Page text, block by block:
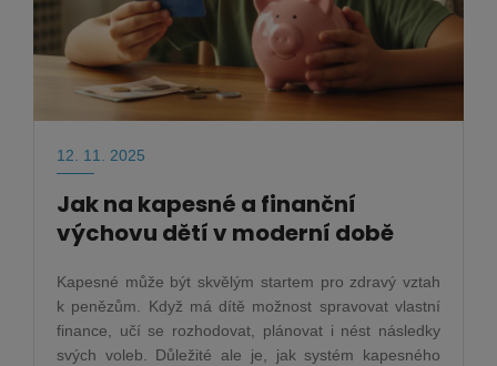
12. 11. 2025
Jak na kapesné a finanční
výchovu dětí v moderní době
Kapesné může být skvělým startem pro zdravý vztah
k penězům. Když má dítě možnost spravovat vlastní
finance, učí se rozhodovat, plánovat i nést následky
svých voleb. Důležité ale je, jak systém kapesného